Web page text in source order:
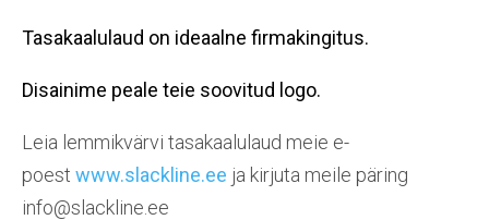
Tasakaalulaud on ideaalne firmakingitus.
Disainime peale teie soovitud logo.
Leia lemmikvärvi tasakaalulaud meie e-
poest www.slackline.ee ja kirjuta meile päring
info@slackline.ee